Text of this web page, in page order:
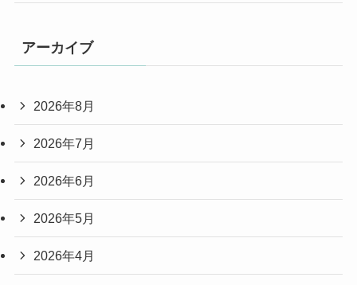
アーカイブ
2026年8月
2026年7月
2026年6月
2026年5月
2026年4月